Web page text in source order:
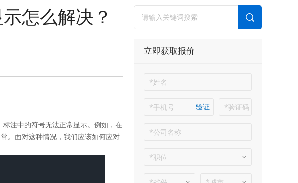
怎么解决？
注中的符号无法正常显示。例如，在
。面对这种情况，我们应该如何应对
立即获取报价
验证